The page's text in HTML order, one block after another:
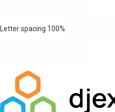
Letter spacing 100%